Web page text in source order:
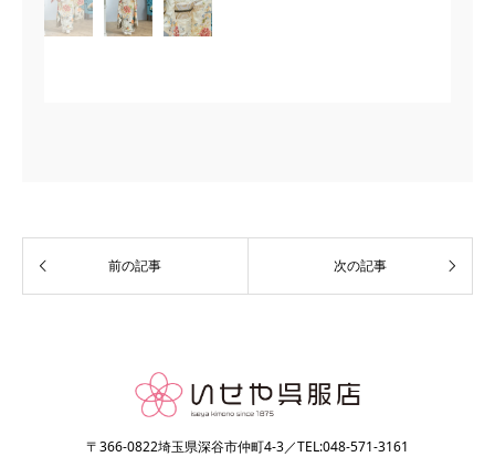
〒366-0822埼玉県深谷市仲町4-3／TEL:048-571-3161